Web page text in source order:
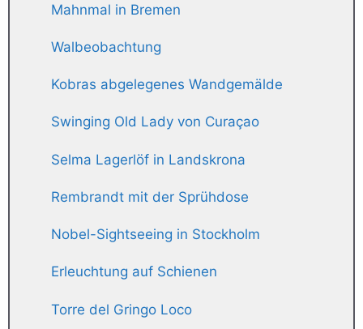
Mahnmal in Bremen
Walbeobachtung
Kobras abgelegenes Wandgemälde
Swinging Old Lady von Curaçao
Selma Lagerlöf in Landskrona
Rembrandt mit der Sprühdose
Nobel-Sightseeing in Stockholm
Erleuchtung auf Schienen
Torre del Gringo Loco